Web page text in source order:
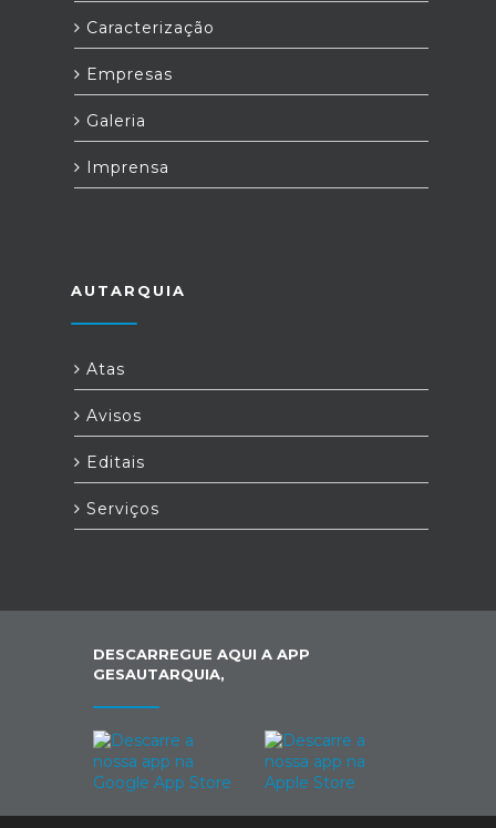
Caracterização
Empresas
Galeria
Imprensa
AUTARQUIA
Atas
Avisos
Editais
Serviços
DESCARREGUE AQUI A APP
GESAUTARQUIA,